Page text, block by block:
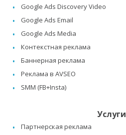
Google Ads Discovery Video
Google Ads Email
Google Ads Media
Контекстная реклама
Баннерная реклама
Реклама в AVSEO
SMM (FB+Insta)
Услуги
Партнерская реклама